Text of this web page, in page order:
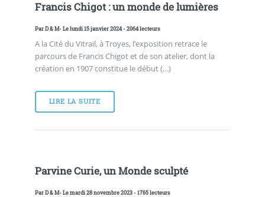
Francis Chigot : un monde de lumières
ParD & M- Le lundi 15 janvier 2024 - 2064 lecteurs
A la Cité du Vitrail, à Troyes, l’exposition retrace le
parcours de Francis Chigot et de son atelier, dont la
création en 1907 constitue le début (…)
LIRE LA SUITE
Parvine Curie, un Monde sculpté
ParD & M- Le mardi 28 novembre 2023 - 1765 lecteurs